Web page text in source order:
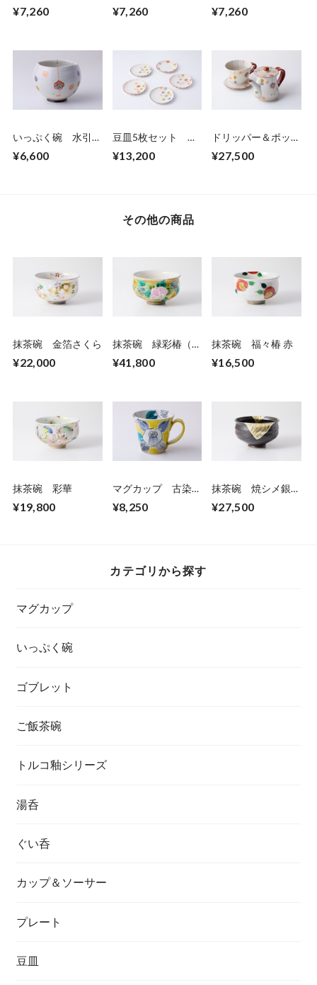
¥7,260 ¥7,260 ¥7,260
いっぷく碗 水引-
¥6,600
豆皿5枚セット 水
¥13,200
ドリッパー＆ポッ
¥27,500
その他の商品
抹茶碗 金箔さくら
¥22,000
抹茶碗 緑彩椿（吉
¥41,800
抹茶碗 福々椿 赤
¥16,500
抹茶碗 彩華
¥19,800
マグカップ 古染椿
¥8,250
抹茶碗 焼シメ銀彩
¥27,500
カテゴリから探す
マグカップ
いっぷく碗
ゴブレット
ご飯茶碗
トルコ釉シリーズ
湯呑
ぐい呑
カップ＆ソーサー
プレート
豆皿